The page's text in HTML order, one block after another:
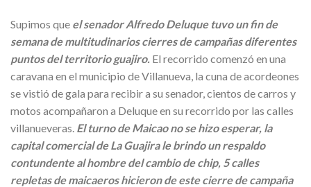
Supimos que el senador Alfredo Deluque tuvo un fin de
semana de multitudinarios cierres de campañas diferentes
puntos del territorio guajiro. El recorrido comenzó en una
caravana en el municipio de Villanueva, la cuna de acordeones
se vistió de gala para recibir a su senador, cientos de carros y
motos acompañaron a Deluque en su recorrido por las calles
villanueveras. El turno de Maicao no se hizo esperar, la
capital comercial de La Guajira le brindo un respaldo
contundente al hombre del cambio de chip, 5 calles
repletas de maicaeros hicieron de este cierre de campaña